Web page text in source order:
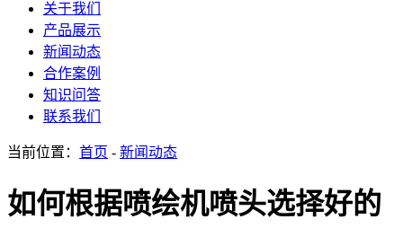
关于我们
产品展示
新闻动态
合作案例
知识问答
联系我们
当前位置： 首页 - 新闻动态
如何根据喷绘机喷头选择好的